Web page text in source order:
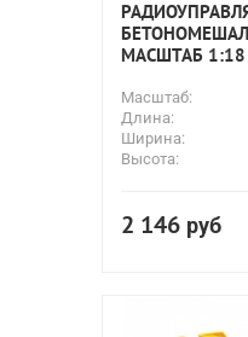
МАСШТАБ 1:18
Масштаб:
Длина:
Ширина:
Высота:
2 146 руб